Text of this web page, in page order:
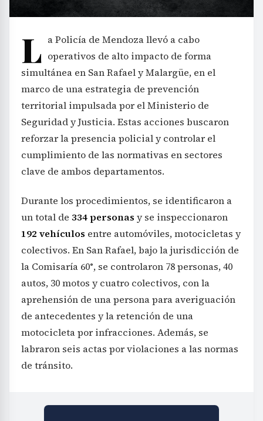
L a Policía de Mendoza llevó a cabo
operativos de alto impacto de forma
simultánea en San Rafael y Malargüe, en el
marco de una estrategia de prevención
territorial impulsada por el Ministerio de
Seguridad y Justicia. Estas acciones buscaron
reforzar la presencia policial y controlar el
cumplimiento de las normativas en sectores
clave de ambos departamentos.
Durante los procedimientos, se identificaron a
un total de 334 personas y se inspeccionaron
192 vehículos entre automóviles, motocicletas y
colectivos. En San Rafael, bajo la jurisdicción de
la Comisaría 60°, se controlaron 78 personas, 40
autos, 30 motos y cuatro colectivos, con la
aprehensión de una persona para averiguación
de antecedentes y la retención de una
motocicleta por infracciones. Además, se
labraron seis actas por violaciones a las normas
de tránsito.